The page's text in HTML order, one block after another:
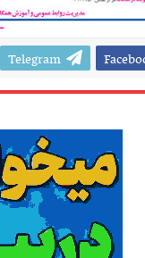
Telegram